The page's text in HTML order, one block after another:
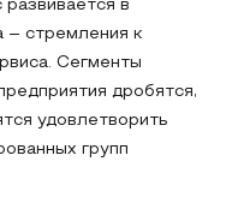
в
– стремления к
Сегменты
дробятся,
удовлетворить
групп